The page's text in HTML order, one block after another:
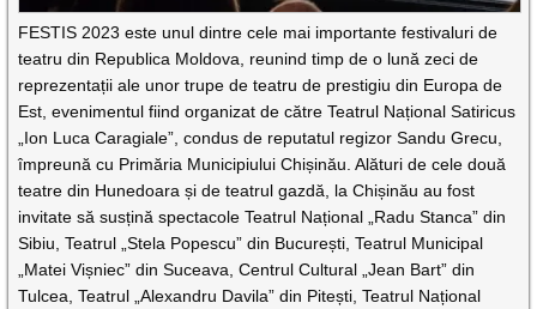
FESTIS 2023 este unul dintre cele mai importante festivaluri de
teatru din Republica Moldova, reunind timp de o lună zeci de
reprezentații ale unor trupe de teatru de prestigiu din Europa de
Est, evenimentul fiind organizat de către Teatrul Național Satiricus
„Ion Luca Caragiale”, condus de reputatul regizor Sandu Grecu,
împreună cu Primăria Municipiului Chișinău. Alături de cele două
teatre din Hunedoara și de teatrul gazdă, la Chișinău au fost
invitate să susțină spectacole Teatrul Național „Radu Stanca” din
Sibiu, Teatrul „Stela Popescu” din București, Teatrul Municipal
„Matei Vișniec” din Suceava, Centrul Cultural „Jean Bart” din
Tulcea, Teatrul „Alexandru Davila” din Pitești, Teatrul Național